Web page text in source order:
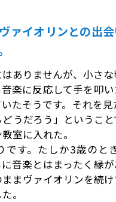
ァイオリンとの出
ありませんが、小さ
楽に反応して手を叩
たそうです。それを
うだろう」というこ
室に入れた。
です。たしか3歳のと
音楽とはまったく縁
まヴァイオリンを続
。